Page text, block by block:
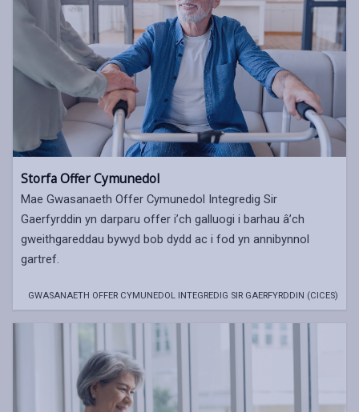
Storfa Offer Cymunedol
Mae Gwasanaeth Offer Cymunedol Integredig Sir
Gaerfyrddin yn darparu offer i’ch galluogi i barhau â’ch
gweithgareddau bywyd bob dydd ac i fod yn annibynnol
gartref.
GWASANAETH OFFER CYMUNEDOL INTEGREDIG SIR GAERFYRDDIN (CICES)